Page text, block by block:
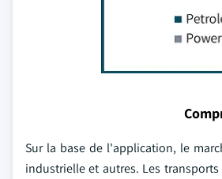
Sur la base de l'application, le
industrielle et autres. Les